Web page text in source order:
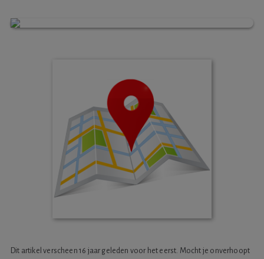
Dit artikel verscheen 16 jaar geleden voor het eerst. Mocht je onverhoopt